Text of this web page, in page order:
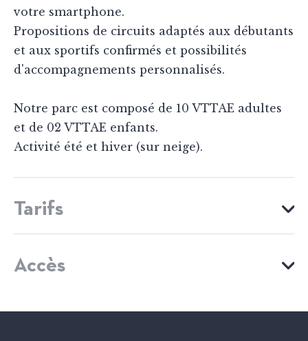
votre smartphone.
Propositions de circuits adaptés aux débutants
et aux sportifs confirmés et possibilités
d'accompagnements personnalisés.
Notre parc est composé de 10 VTTAE adultes
et de 02 VTTAE enfants.
Activité été et hiver (sur neige).
Tarifs
Accès